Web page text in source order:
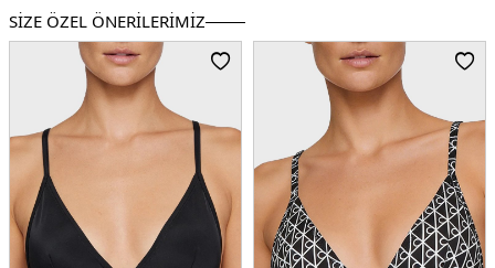
5DE2LV00Q61218UB1.07
SİZE ÖZEL ÖNERİLERİMİZ